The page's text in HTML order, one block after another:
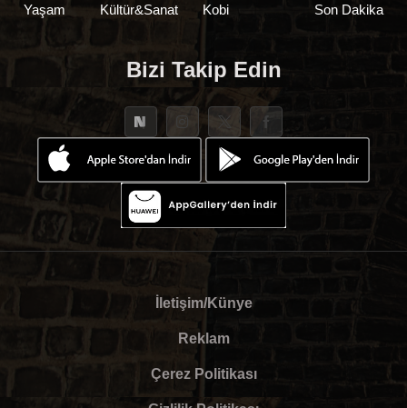
Yaşam
Kültür&Sanat
Kobi
Son Dakika
Bizi Takip Edin
İletişim/Künye
Reklam
Çerez Politikası